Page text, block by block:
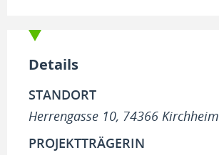
Details
STANDORT
Herrengasse 10, 74366
PROJEKTTRÄGERIN